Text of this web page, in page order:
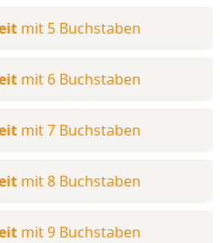
mit 5 Buchstaben
mit 6 Buchstaben
mit 7 Buchstaben
mit 8 Buchstaben
mit 9 Buchstaben